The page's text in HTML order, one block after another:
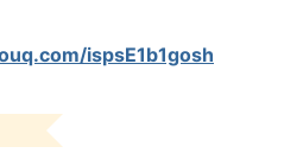
ispsE1b1gosh